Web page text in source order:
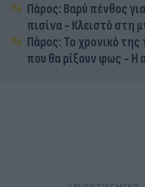
Πάρος: Βαρύ πένθος
πισίνα - Κλειστό στη
Πάρος: Το χρονικό της
που θα ρίξουν φως - Η